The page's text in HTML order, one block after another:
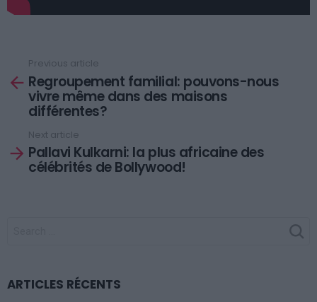
more
Previous article
Regroupement familial: pouvons-nous
vivre même dans des maisons
différentes?
Next article
Pallavi Kulkarni: la plus africaine des
célébrités de Bollywood!
ARTICLES RÉCENTS